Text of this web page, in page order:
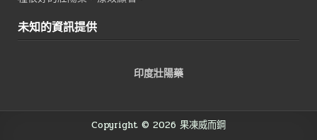
未知的資訊提供
印度壯陽藥
Copyright © 2026 果凍威而鋼